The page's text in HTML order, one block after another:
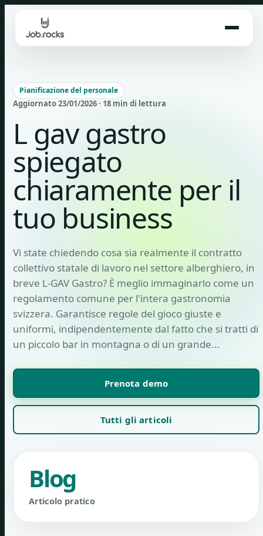
content
Pianificazione del personale
Aggiornato 23/01/2026 · 18 min di lettura
L gav gastro
spiegato
chiaramente per il
tuo business
Vi state chiedendo cosa sia realmente il contratto
collettivo statale di lavoro nel settore alberghiero, in
breve L-GAV Gastro? È meglio immaginarlo come un
regolamento comune per l'intera gastronomia
svizzera. Garantisce regole del gioco giuste e
uniformi, indipendentemente dal fatto che si tratti di
un piccolo bar in montagna o di un grande...
Prenota demo
Tutti gli articoli
Blog
Articolo pratico